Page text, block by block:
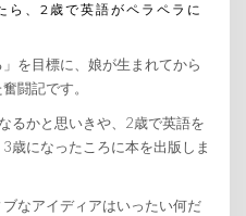
、2歳で英語がペラペラに
を目標に、娘が生まれてから
闘記です。
るかと思いきや、2歳で英語を
歳になったころに本を出版しま
なアイディアはいったい何だ